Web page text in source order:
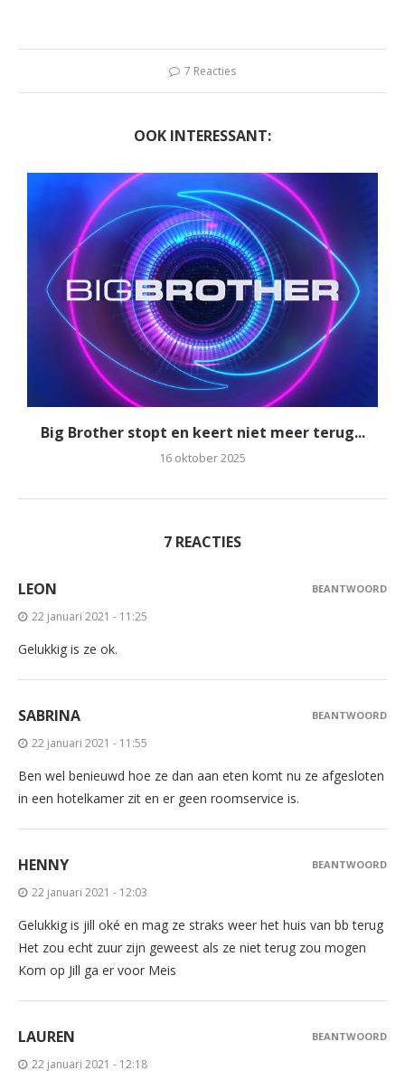
7 Reacties
OOK INTERESSANT:
Big Brother stopt en keert niet meer terug...
16 oktober 2025
7 REACTIES
LEON
22 januari 2021 - 11:25
Gelukkig is ze ok.
BEANTWOORD
SABRINA
22 januari 2021 - 11:55
Ben wel benieuwd hoe ze dan aan eten komt nu ze afgesloten
in een hotelkamer zit en er geen roomservice is.
BEANTWOORD
HENNY
22 januari 2021 - 12:03
Gelukkig is jill oké en mag ze straks weer het huis van bb terug
Het zou echt zuur zijn geweest als ze niet terug zou mogen
Kom op Jill ga er voor Meis
BEANTWOORD
LAUREN
22 januari 2021 - 12:18
BEANTWOORD